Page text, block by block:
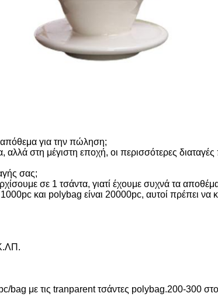
απόθεμα για την πώληση;
αλλά στη μέγιστη εποχή, οι περισσότερες
σας;
σε 1 τσάντα, γιατί έχουμε συχνά τα
1000pc και polybag είναι 20000pc, αυτοί πρέπει
bag με τις tranparent τσάντες polybag.200-300